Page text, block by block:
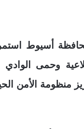
أسيوط
وحمى الوادي
منظومة الأمن